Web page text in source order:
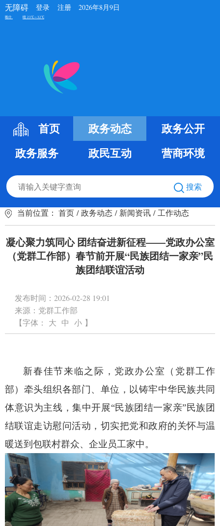
无障碍 登录 注册 2026年8月9日
首页 政务动态
政务公开
政务服务
政民互动 营商环境
搜索
当前位置： 首页 /政务动态 / 新闻资讯 / 工作动态
凝心聚力筑同心 团结奋进新征程——党政办公室
（党群工作部）春节前开展“民族团结一家亲”民
族团结联谊活动
发布时间： 2026-02-28 19:01
来源： 党群工作部
【字体：
大 中 小 】
新春佳节来临之际，党政办公室（党群工作
部）牵头组织各部门、单位，以铸牢中华民族共同
体意识为主线，集中开展“民族团结一家亲”民族团
结联谊走访慰问活动，切实把党和政府的关怀与温
暖送到包联村群众、企业员工家中。